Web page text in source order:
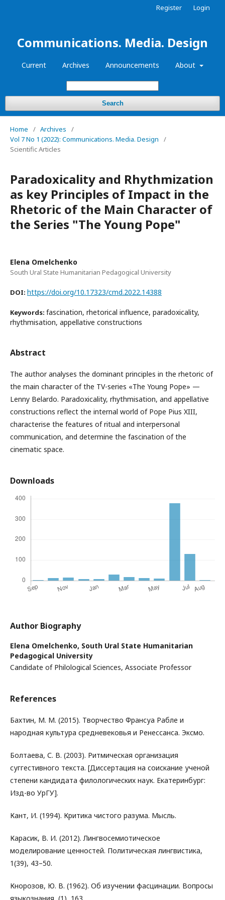
Communications. Media. Design
Current Archives Announcements About
Search
Register Login
Home / Archives
/
Vol 7 No 1 (2022): Communications. Media. Design
/
Scientific Articles
Paradoxicality and Rhythmization
as key Principles of Impact in the
Rhetoric of the Main Character of
the Series "The Young Pope"
Elena Omelchenko
South Ural State Humanitarian Pedagogical University
DOI: https://doi.org/10.17323/cmd.2022.14388
Keywords: fascination, rhetorical influence, paradoxicality,
rhythmisation, appellative constructions
Abstract
The author analyses the dominant principles in the rhetoric of
the main character of the TV-series «The Young Pope» —
Lenny Belardo. Paradoxicality, rhythmisation, and appellative
constructions reflect the internal world of Pope Pius XIII,
characterise the features of ritual and interpersonal
communication, and determine the fascination of the
cinematic space.
Downloads
Author Biography
Elena Omelchenko, South Ural State Humanitarian
Pedagogical University
Candidate of Philological Sciences, Associate Professor
References
Бахтин, М. М. (2015). Творчество Франсуа Рабле и
народная культура средневековья и Ренессанса. Эксмо.
Болтаева, С. В. (2003). Ритмическая организация
суггестивного текста. [Диссертация на соискание ученой
степени кандидата филологических наук. Екатеринбург:
Изд-во УрГУ].
Кант, И. (1994). Критика чистого разума. Мысль.
Карасик, В. И. (2012). Лингвосемиотическое
моделирование ценностей. Политическая лингвистика,
1(39), 43–50.
Кнорозов, Ю. В. (1962). Об изучении фасцинации. Вопросы